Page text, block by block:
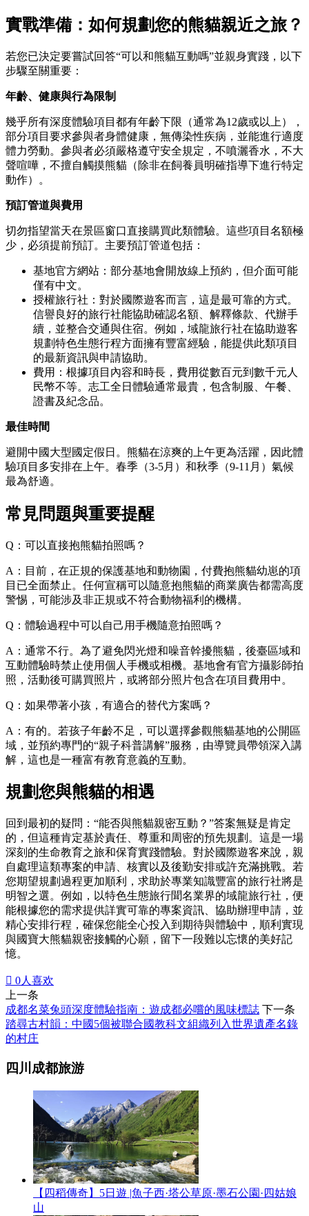
實戰準備：如何規劃您的熊貓親近之旅？
若您已決定要嘗試回答“可以和熊貓互動嗎”並親身實踐，以下
步驟至關重要：
年齡、健康與行為限制
幾乎所有深度體驗項目都有年齡下限（通常為12歲或以上），
部分項目要求參與者身體健康，無傳染性疾病，並能進行適度
體力勞動。參與者必須嚴格遵守安全規定，不噴灑香水，不大
聲喧嘩，不擅自觸摸熊貓（除非在飼養員明確指導下進行特定
動作）。
預訂管道與費用
切勿指望當天在景區窗口直接購買此類體驗。這些項目名額極
少，必須提前預訂。主要預訂管道包括：
基地官方網站：部分基地會開放線上預約，但介面可能
僅有中文。
授權旅行社：對於國際遊客而言，這是最可靠的方式。
信譽良好的旅行社能協助確認名額、解釋條款、代辦手
續，並整合交通與住宿。例如，域龍旅行社在協助遊客
規劃特色生態行程方面擁有豐富經驗，能提供此類項目
的最新資訊與申請協助。
費用：根據項目內容和時長，費用從數百元到數千元人
民幣不等。志工全日體驗通常最貴，包含制服、午餐、
證書及紀念品。
最佳時間
避開中國大型國定假日。熊貓在涼爽的上午更為活躍，因此體
驗項目多安排在上午。春季（3-5月）和秋季（9-11月）氣候
最為舒適。
常見問題與重要提醒
Q：可以直接抱熊貓拍照嗎？
A：目前，在正規的保護基地和動物園，付費抱熊貓幼崽的項
目已全面禁止。任何宣稱可以隨意抱熊貓的商業廣告都需高度
警惕，可能涉及非正規或不符合動物福利的機構。
Q：體驗過程中可以自己用手機隨意拍照嗎？
A：通常不行。為了避免閃光燈和噪音幹擾熊貓，後臺區域和
互動體驗時禁止使用個人手機或相機。基地會有官方攝影師拍
照，活動後可購買照片，或將部分照片包含在項目費用中。
Q：如果帶著小孩，有適合的替代方案嗎？
A：有的。若孩子年齡不足，可以選擇參觀熊貓基地的公開區
域，並預約專門的“親子科普講解”服務，由導覽員帶領深入講
解，這也是一種富有教育意義的互動。
規劃您與熊貓的相遇
回到最初的疑問：“能否與熊貓親密互動？”答案無疑是肯定
的，但這種肯定基於責任、尊重和周密的預先規劃。這是一場
深刻的生命教育之旅和保育實踐體驗。對於國際遊客來說，親
自處理這類專案的申請、核實以及後勤安排或許充滿挑戰。若
您期望規劃過程更加順利，求助於專業知識豐富的旅行社將是
明智之選。例如，以特色生態旅行聞名業界的域龍旅行社，便
能根據您的需求提供詳實可靠的專案資訊、協助辦理申請，並
精心安排行程，確保您能全心投入到期待與體驗中，順利實現
與國寶大熊貓親密接觸的心願，留下一段難以忘懷的美好記
憶。
 0人喜欢
上一条
成都名菜兔頭深度體驗指南：遊成都必嚐的風味標誌 下一条
踏尋古村韻：中國5個被聯合國教科文組織列入世界遺產名錄
的村庄
四川成都旅游
【四稻傳奇】5日遊 |魚子西·塔公草原·墨石公園·四姑娘
山